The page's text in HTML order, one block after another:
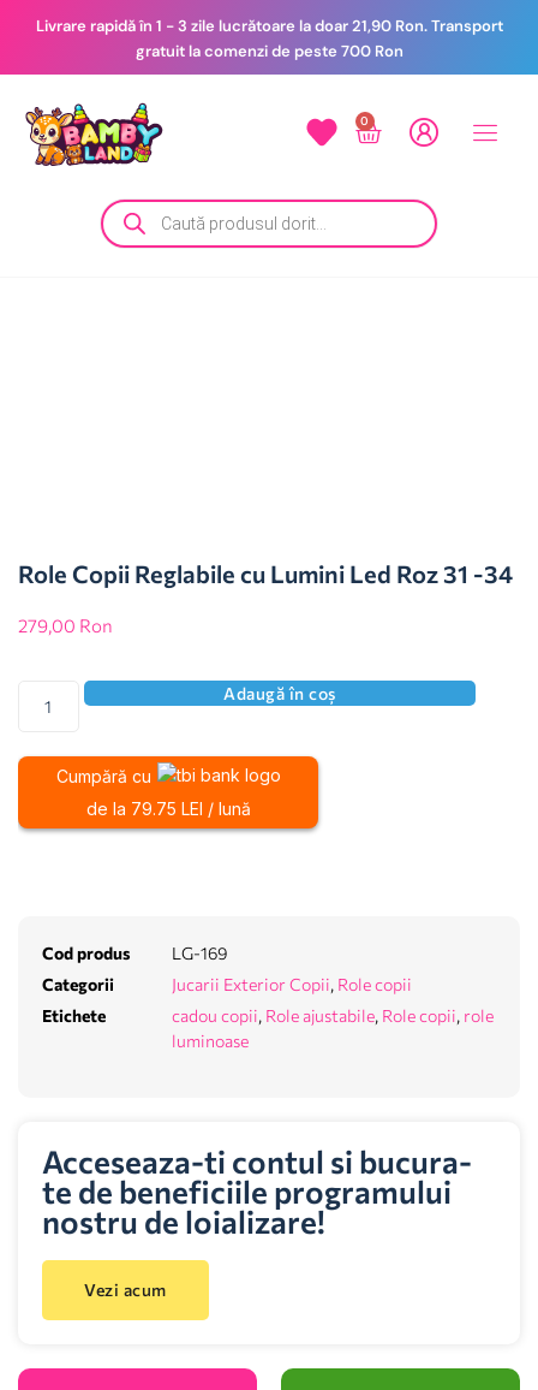
Livrare rapidă în 1 - 3 zile lucrătoare la doar 21,90 Ron. Transport
gratuit la comenzi de peste 700 Ron
0
Role Copii Reglabile cu Lumini Led Roz 31 -34
279,00 Ron
Adaugă în coș
Cumpără cu
de la 79.75 LEI / lună
Cod produs
LG-169
Categorii
Jucarii Exterior Copii, Role copii
Etichete
cadou copii, Role ajustabile, Role copii, role
luminoase
Acceseaza-ti contul si bucura-
te de beneficiile programului
nostru de loializare!
Vezi acum